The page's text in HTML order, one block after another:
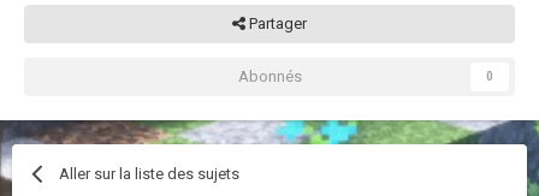
Partager
Abonnés 0
Aller sur la liste des sujets